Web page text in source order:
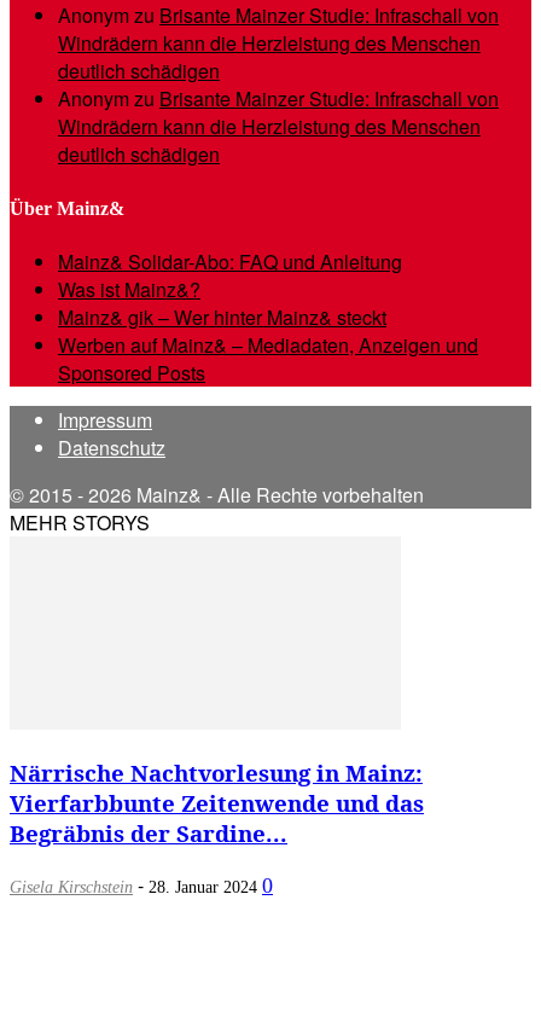
Anonymzu Brisante Mainzer Studie: Infraschall von
Windrädern kann die Herzleistung des Menschen
deutlich schädigen
Anonymzu Brisante Mainzer Studie: Infraschall von
Windrädern kann die Herzleistung des Menschen
deutlich schädigen
Über Mainz&
Mainz& Solidar-Abo: FAQ und Anleitung
Was ist Mainz&?
Mainz& gik – Wer hinter Mainz& steckt
Werben auf Mainz& – Mediadaten, Anzeigen und
Sponsored Posts
Impressum
Datenschutz
© 2015 - 2026 Mainz& - Alle Rechte vorbehalten
MEHR STORYS
Närrische Nachtvorlesung in Mainz:
Vierfarbbunte Zeitenwende und das
Begräbnis der Sardine...
Gisela Kirschstein - 28. Januar 2024 0